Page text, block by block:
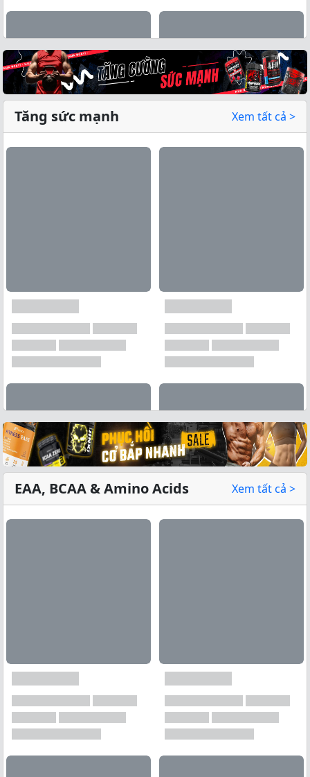
Xem tất cả →
Xem tất cả →
Tăng sức mạnh Xem tất cả >
EAA, BCAA & Amino Acids Xem tất cả >